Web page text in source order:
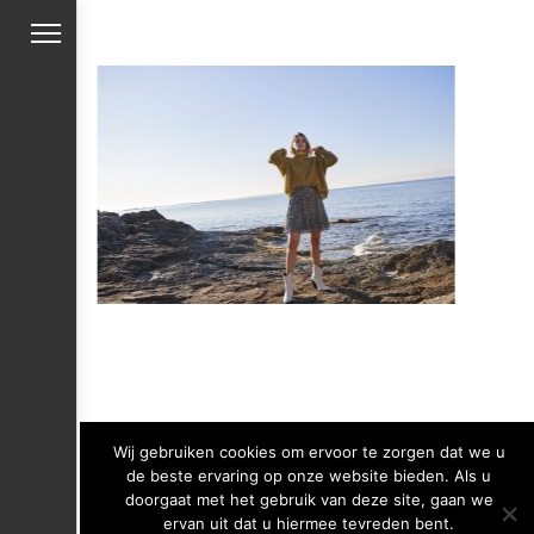
Wij gebruiken cookies om ervoor te zorgen dat we u
de beste ervaring op onze website bieden. Als u
doorgaat met het gebruik van deze site, gaan we
ervan uit dat u hiermee tevreden bent.